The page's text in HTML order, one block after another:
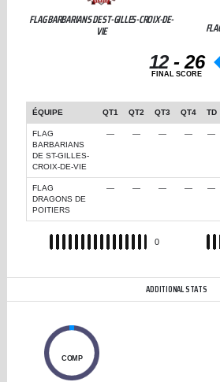
FLAG BARBARIANS DE ST-GILLES-CROIX-DE-
VIE
12- 26
FINAL SCORE
ÉQUIPE QT1 QT2 QT3 QT4 TD
FLAG
BARBARIANS
DE ST-GILLES-
CROIX-DE-VIE
— — — — —
FLAG
DRAGONS DE
POITIERS
— — — — —
0
ADDITIONAL STATS
COMP